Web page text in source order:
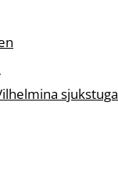
sjukstuga